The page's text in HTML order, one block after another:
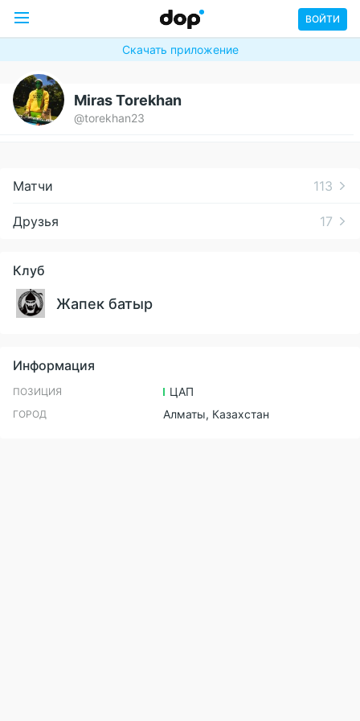
ВОЙТИ
Скачать приложение
Miras Torekhan
@torekhan23
Матчи 113
Друзья 17
Клуб
Жапек батыр
Информация
ПОЗИЦИЯ ЦАП
ГОРОД Алматы, Казахстан